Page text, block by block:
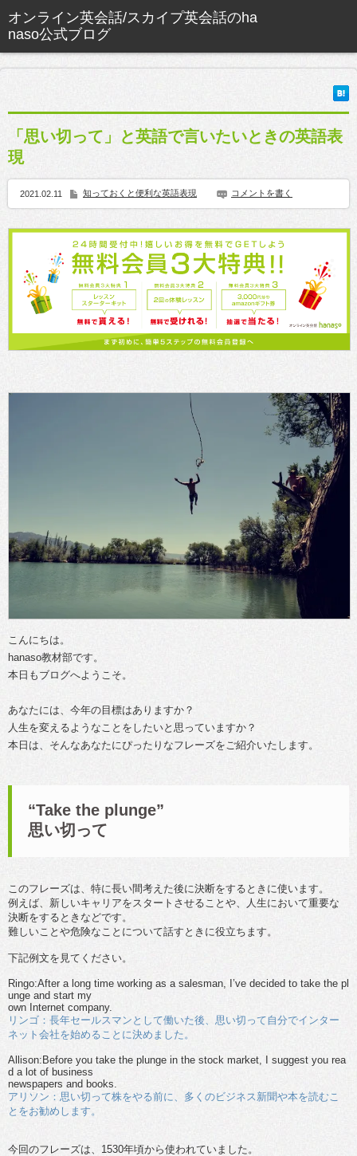
「思い切って」と英語で言いたいときの英語表
現
2021.02.11 知っておくと便利な英語表現 コメントを書く
こんにちは。
hanaso教材部です。
本日もブログへようこそ。
あなたには、今年の目標はありますか？
人生を変えるようなことをしたいと思っていますか？
本日は、そんなあなたにぴったりなフレーズをご紹介いたします。
“Take the plunge”
思い切って
このフレーズは、特に長い間考えた後に決断をするときに使います。
例えば、新しいキャリアをスタートさせることや、人生において重要な
決断をするときなどです。
難しいことや危険なことについて話すときに役立ちます。
下記例文を見てください。
Ringo:After a long time working as a salesman, I’ve decided to take the pl
unge and start my
own Internet company.
リンゴ：長年セールスマンとして働いた後、思い切って自分でインター
ネット会社を始めることに決めました。
Allison:Before you take the plunge in the stock market, I suggest you rea
d a lot of business
newspapers and books.
アリソン：思い切って株をやる前に、多くのビジネス新聞や本を読むこ
とをお勧めします。
今回のフレーズは、1530年頃から使われていました。